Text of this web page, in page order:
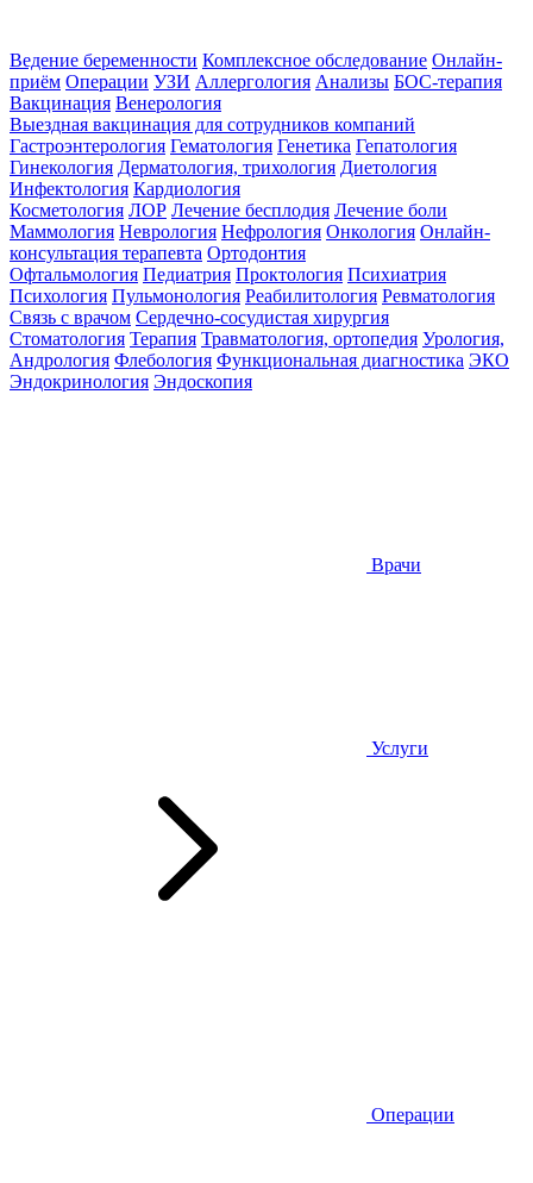
Ведение беременности Комплексное обследование Онлайн-
приём Операции УЗИ Аллергология Анализы БОС-терапия
Вакцинация Венерология
Выездная вакцинация для сотрудников компаний
Гастроэнтерология Гематология Генетика Гепатология
Гинекология Дерматология, трихология Диетология
Инфектология Кардиология
Косметология ЛОР Лечение бесплодия Лечение боли
Маммология Неврология Нефрология Онкология Онлайн-
консультация терапевта Ортодонтия
Офтальмология Педиатрия Проктология Психиатрия
Психология Пульмонология Реабилитология Ревматология
Связь с врачом Сердечно-сосудистая хирургия
Стоматология Терапия Травматология, ортопедия Урология,
Андрология Флебология Функциональная диагностика ЭКО
Эндокринология Эндоскопия
Врачи
Услуги
Операции